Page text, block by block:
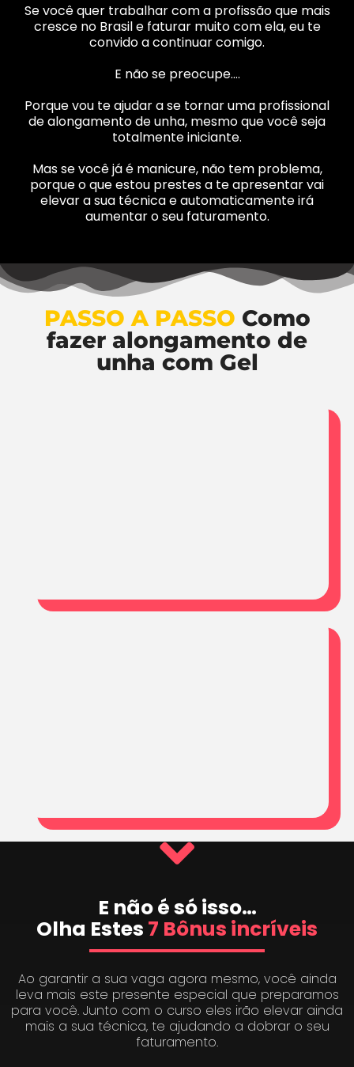
Se você quer trabalhar com a profissão que mais
cresce no Brasil e faturar muito com ela, eu te
convido a continuar comigo.
E não se preocupe….
Porque vou te ajudar a se tornar uma profissional
de alongamento de unha, mesmo que você seja
totalmente iniciante.
Mas se você já é manicure, não tem problema,
porque o que estou prestes a te apresentar vai
elevar a sua técnica e automaticamente irá
aumentar o seu faturamento.
PASSO A PASSO Como
fazer alongamento de
unha com Gel
E não é só isso…
Olha Estes 7 Bônus incríveis
Ao garantir a sua vaga agora mesmo, você ainda
leva mais este presente especial que preparamos
para você. Junto com o curso eles irão elevar ainda
mais a sua técnica, te ajudando a dobrar o seu
faturamento.